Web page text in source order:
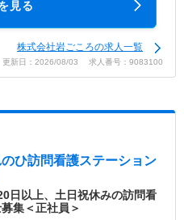
見る
株式会社岩ごころの求人一覧
更新日：2026/08/03 求人番号：9083100
ひ訪問看護ステーション
日以上、土日祝休みの訪問看
集＜正社員＞